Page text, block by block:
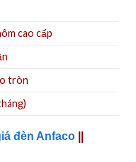
cao cấp
tròn
đèn Anfaco